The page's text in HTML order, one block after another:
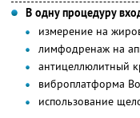
В одну процедуру
измерение на
лимфодренаж на
антицеллюлитный
виброплатформа
использование